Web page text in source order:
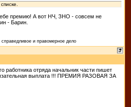
премию! А вот НЧ, ЗНО - совсем не
- Барин.
и правомерное дело
отряда начальник части пишет
выплата !!! ПРЕМИЯ РАЗОВАЯ ЗА